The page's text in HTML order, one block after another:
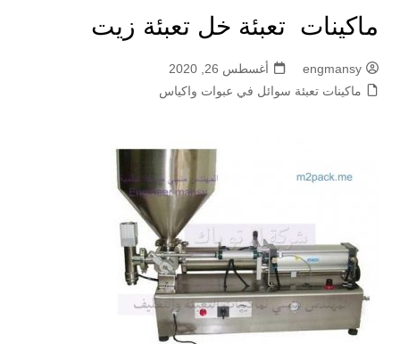
ماكينات تعبئة خل تعبئة زيت
engmansy
أغسطس 26, 2020
ماكينات تعبئة سوائل في عبوات واكياس